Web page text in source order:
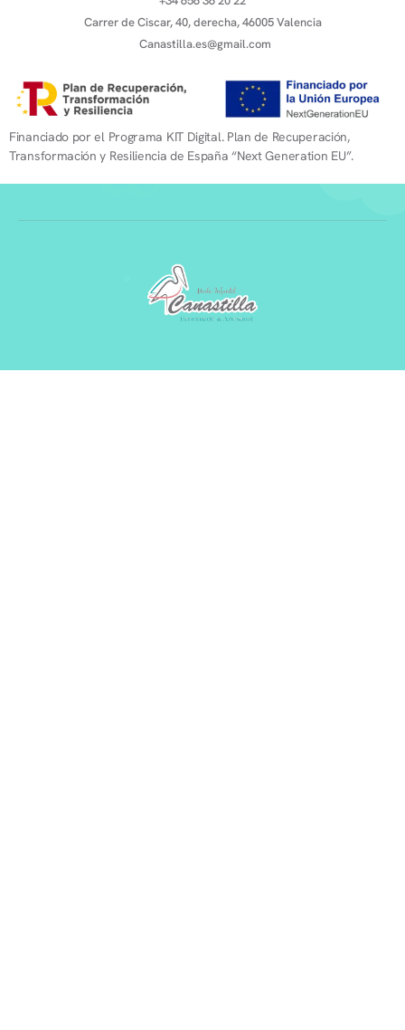
Carrer de Ciscar, 40, derecha, 46005 Valencia
Canastilla.es@gmail.com
Financiado por el Programa KIT Digital. Plan de Recuperación,
Transformación y Resiliencia de España “Next Generation EU”.